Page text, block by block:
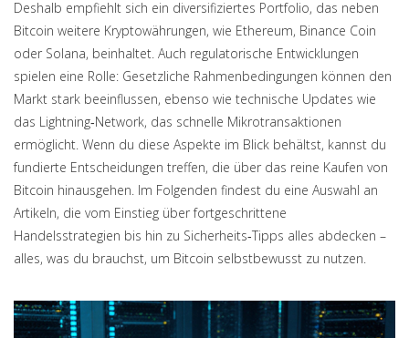
Deshalb empfiehlt sich ein diversifiziertes Portfolio, das neben
Bitcoin weitere Kryptowährungen, wie Ethereum, Binance Coin
oder Solana, beinhaltet. Auch regulatorische Entwicklungen
spielen eine Rolle: Gesetzliche Rahmenbedingungen können den
Markt stark beeinflussen, ebenso wie technische Updates wie
das Lightning‑Network, das schnelle Mikrotransaktionen
ermöglicht. Wenn du diese Aspekte im Blick behältst, kannst du
fundierte Entscheidungen treffen, die über das reine Kaufen von
Bitcoin hinausgehen. Im Folgenden findest du eine Auswahl an
Artikeln, die vom Einstieg über fortgeschrittene
Handelsstrategien bis hin zu Sicherheits‑Tipps alles abdecken –
alles, was du brauchst, um Bitcoin selbstbewusst zu nutzen.